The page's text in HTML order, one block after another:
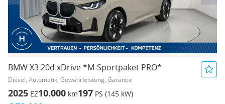
BMW X3 20d xDrive *M-Sportpaket PRO*
Diesel, Automatik, Gewährleistung, Garantie
2025 EZ10.000 km197 PS (145 kW)